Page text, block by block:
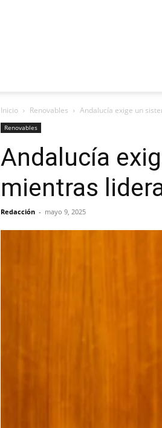
Inicio Renovables Andalucía exige un
Renovables
Andalucía
mientras
Redacción - mayo 9, 2025